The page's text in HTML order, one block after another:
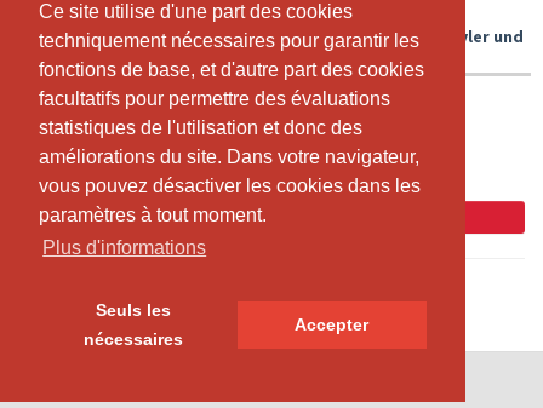
Ce site utilise d'une part des cookies
techniquement nécessaires pour garantir les
fonctions de base, et d'autre part des cookies
facultatifs pour permettre des évaluations
statistiques de l'utilisation et donc des
améliorations du site. Dans votre navigateur,
vous pouvez désactiver les cookies dans les
paramètres à tout moment.
Plus d'informations
Seuls les
nécessaires
Accepter
Ce site utilise d'une part des cookies
techniquement nécessaires pour garantir les
fonctions de base, et d'autre part des cookies
facultatifs pour permettre des évaluations
statistiques de l'utilisation et donc des
améliorations du site. Dans votre navigateur,
vous pouvez désactiver les cookies dans les
paramètres à tout moment.
Plus d'informations
Seuls les
nécessaires
Accepter
B+S Hochtour: Gross Spannort (3198m) mit Danny Leutwyler und
Steffen Baumann
07:00 - 19:00
UR
Réserver maintenant